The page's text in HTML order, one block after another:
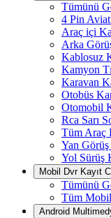
Tümünü
4 Pin
Araç içi
Arka
Kablosuz
Kamyon
Karavan
Otobüs
Otomobil
Rca Sarı
Tüm Araç
Yan Görüş
Yol Sürüş
Mobil Dvr Kayıt
Tümünü
Tüm
Android